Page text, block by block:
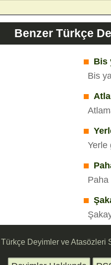
Benzer Türkçe
Bis
Bis
Yerle
Paha
Türkçe Deyimler ve Atasözleri